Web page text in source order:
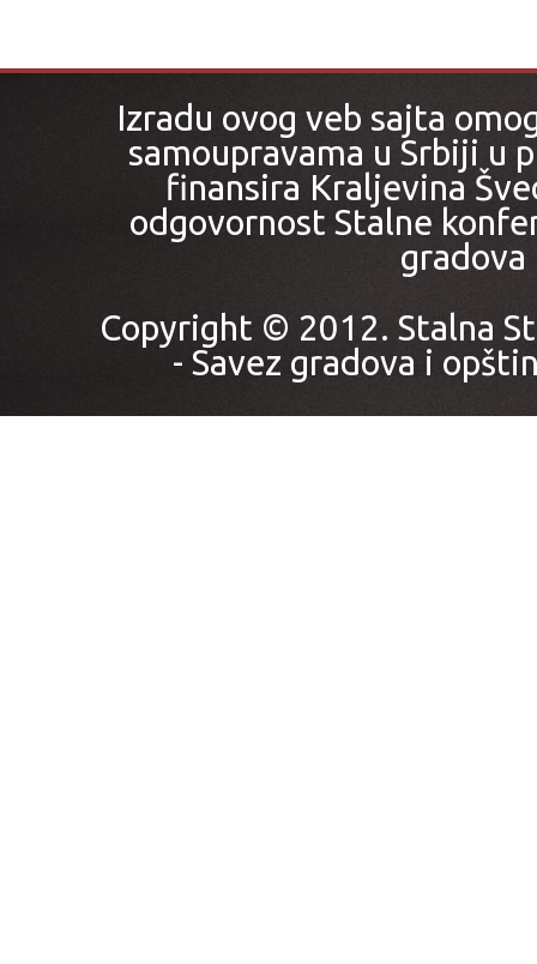
Izradu ovog veb sajta
samoupravama u Srbiji u
finansira Kraljevina
odgovornost Stalne
gradova
Copyright © 2012. Stalna
- Savez gradova i